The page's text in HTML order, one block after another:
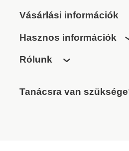
Vásárlási információk
Hasznos információk
Rólunk
Tanácsra van